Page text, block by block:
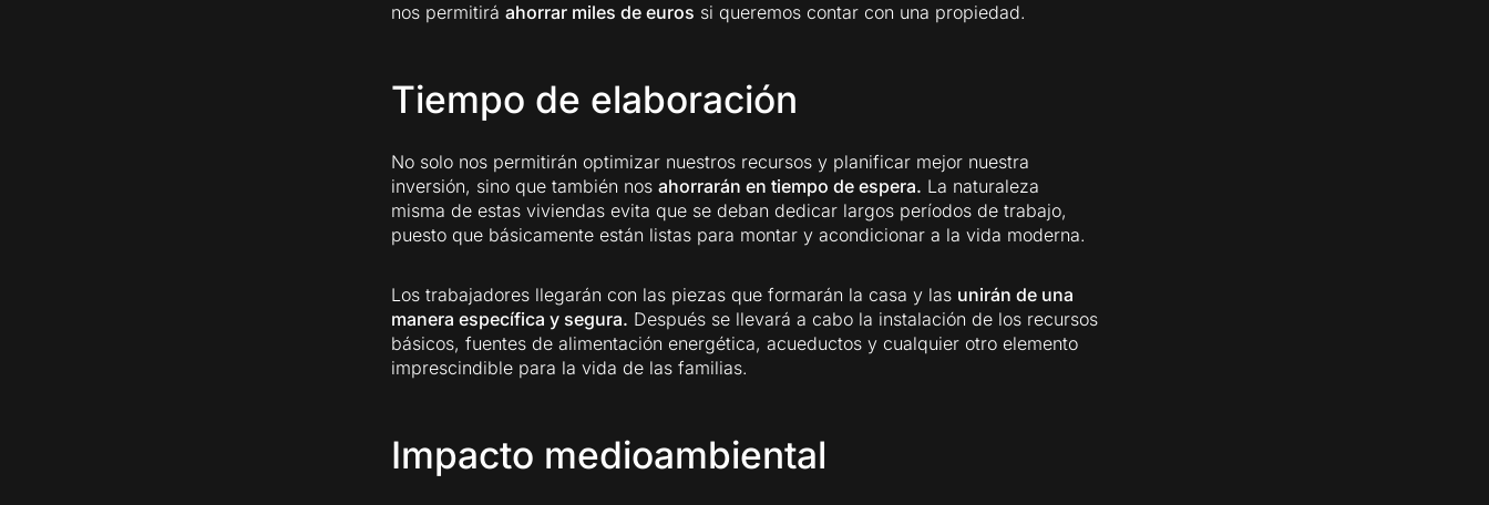
nos permitirá ahorrar miles de euros si queremos contar con una propiedad.
Tiempo de elaboración
No solo nos permitirán optimizar nuestros recursos y planificar mejor nuestra
inversión, sino que también nos ahorrarán en tiempo de espera. La naturaleza
misma de estas viviendas evita que se deban dedicar largos períodos de trabajo,
puesto que básicamente están listas para montar y acondicionar a la vida moderna.
Los trabajadores llegarán con las piezas que formarán la casa y las unirán de una
manera específica y segura. Después se llevará a cabo la instalación de los recursos
básicos, fuentes de alimentación energética, acueductos y cualquier otro elemento
imprescindible para la vida de las familias.
Impacto medioambiental